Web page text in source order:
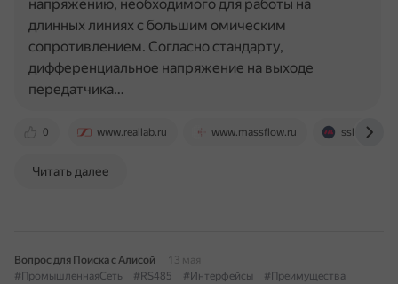
0 www.reallab.ru www.massflow.ru ssl-
напряжению, необходимого для работы на
длинных линиях с большим омическим
сопротивлением. Согласно стандарту,
дифференциальное напряжение на выходе
передатчика…
Читать далее
Вопрос для Поиска с Алисой
13 мая
#ПромышленнаяСеть
#RS485 #Интерфейсы
#Преимущества